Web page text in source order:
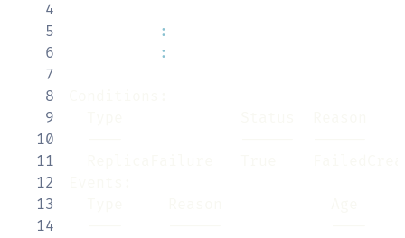
4
5
:
6
:
7
8
9
10
11
12
13
14